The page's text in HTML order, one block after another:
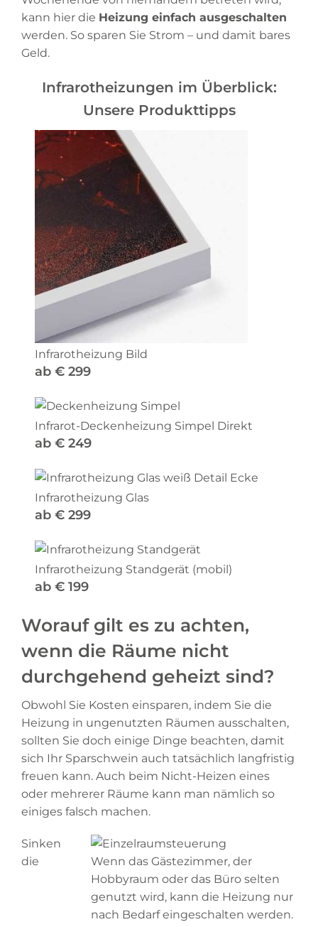
kann hier die Heizung einfach ausgeschalten
werden. So sparen Sie Strom – und damit bares
Geld.
Infrarotheizungen im Überblick:
Unsere Produkttipps
Infrarotheizung Bild
ab € 299
zum Produkt
Infrarot-Deckenheizung Simpel Direkt
ab € 249
zum Produkt
Infrarotheizung Glas
ab € 299
zum Produkt
Infrarotheizung Standgerät (mobil)
ab € 199
Worauf gilt es zu achten,
wenn die Räume nicht
durchgehend geheizt sind?
Obwohl Sie Kosten einsparen, indem Sie die
Heizung in ungenutzten Räumen ausschalten,
sollten Sie doch einige Dinge beachten, damit
sich Ihr Sparschwein auch tatsächlich langfristig
freuen kann. Auch beim Nicht-Heizen eines
oder mehrerer Räume kann man nämlich so
einiges falsch machen.
Wenn das Gästezimmer, der
Hobbyraum oder das Büro selten
genutzt wird, kann die Heizung nur
nach Bedarf eingeschalten werden.
Sinken
die